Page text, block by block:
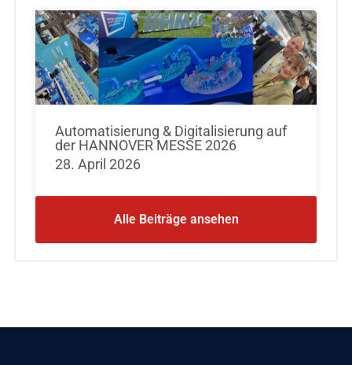
Automatisierung & Digitalisierung auf
der HANNOVER MESSE 2026
28. April 2026
Alle Beiträge ansehen